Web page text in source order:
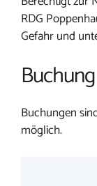
RDG
Gefahr und
Buchung
Buchungen
möglich.